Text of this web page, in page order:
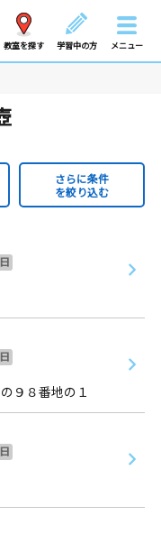
教室を探す 学習中の方 メニュー
さらに条件
を絞り込む
日
日
９８番地の１
日